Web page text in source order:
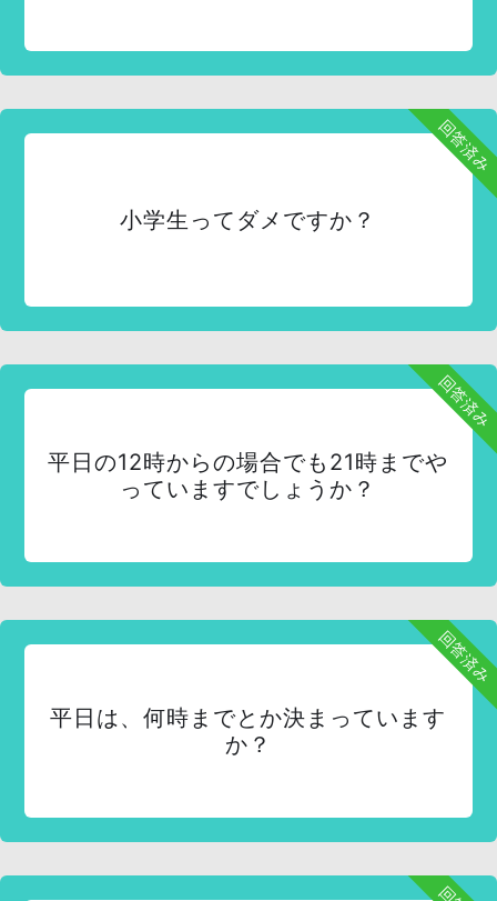
回答済み
小学生ってダメですか？
回答済み
平日の12時からの場合でも21時までや
っていますでしょうか？
回答済み
平日は、何時までとか決まっています
か？